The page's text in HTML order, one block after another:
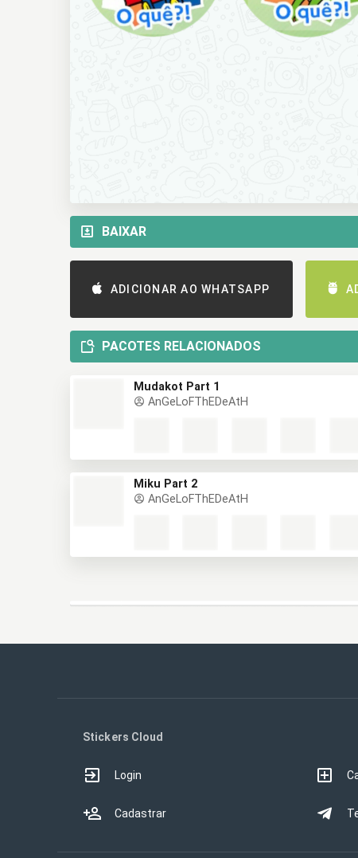
BAIXAR
ADICIONAR AO WHATSAPP
PACOTES RELACIONADOS
Mudakot Part 1
AnGeLoFThEDeAtH
Miku Part 2
AnGeLoFThEDeAtH
Stickers Cloud
Login
Cadastrar